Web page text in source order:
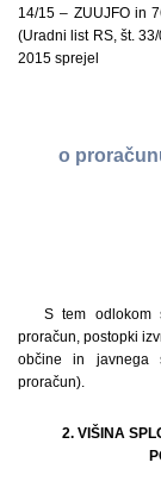
14/15 – ZUUJFO in
(Uradni list RS, št.
2015 sprejel
o
S tem odlokom
proračun, postopki
občine in javnega
proračun).
2. VIŠINA